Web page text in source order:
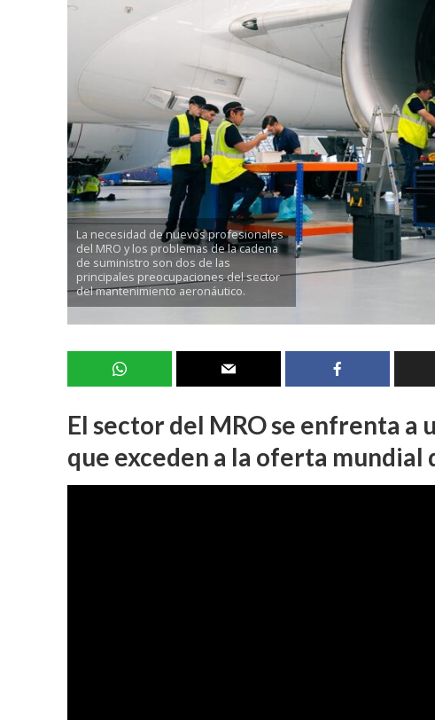
La necesidad de nuevos profesionales
del MRO y los problemas de la cadena
de suministro son dos de las
principales preocupaciones del sector
del mantenimiento aeronáutico.
El sector del MRO se enfrenta a
que exceden a la oferta